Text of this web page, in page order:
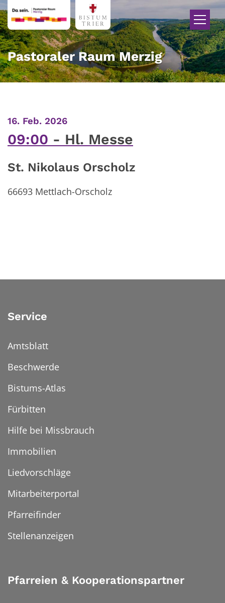
Zum Inhalt springen
Pastoraler Raum Merzig
16. Feb. 2026:
09:00 Hl. Messe
St. Nikolaus Orscholz
66693 Mettlach-Orscholz
Service
Amtsblatt
Beschwerde
Bistums-Atlas
Fürbitten
Hilfe bei Missbrauch
Immobilien
Liedvorschläge
Mitarbeiterportal
Pfarreifinder
Stellenanzeigen
Pfarreien & Kooperationspartner